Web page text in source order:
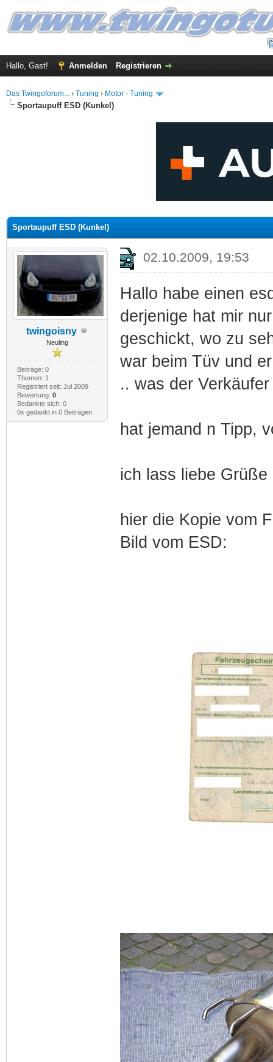
Hallo, Gast! Anmelden Registrieren
Das Twingoforum... › Tuning › Motor - Tuning
Sportaupuff ESD (Kunkel)
Sportaupuff ESD (Kunkel)
twingoisny
Neuling
Beiträge: 0
Themen: 1
Registriert seit: Jul 2009
Bewertung: 0
Bedankte sich: 0
0x gedankt in 0 Beiträgen
02.10.2009, 19:53
Hallo habe einen
derjenige hat mir
geschickt, wo zu
war beim Tüv und
.. was der
hat jemand n Tipp,
ich lass liebe
hier die Kopie vom
Bild vom ESD: